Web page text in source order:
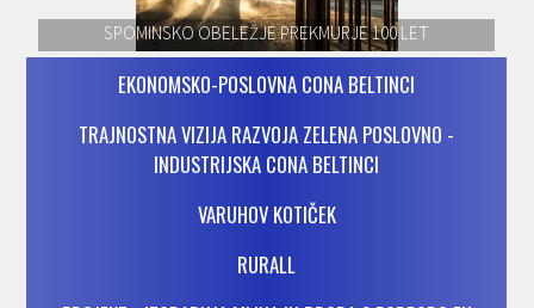
SPOMINSKO OBELEŽJE PREKMURJE 100 LET
EKONOMSKO-POSLOVNA CONA BELTINCI
TRAJNOSTNA VIZIJA RAZVOJA ZELENA POSLOVNO -
INDUSTRIJSKA CONA BELTINCI
VARUHOV KOTIČEK
RURALL